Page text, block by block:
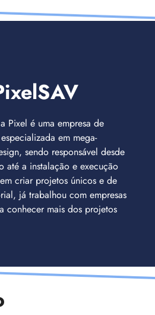
Pixel é uma empresa de
em mega-
sendo responsável desde
até a instalação e execução
criar projetos únicos e de
já trabalhou com empresas
conhecer mais dos projetos